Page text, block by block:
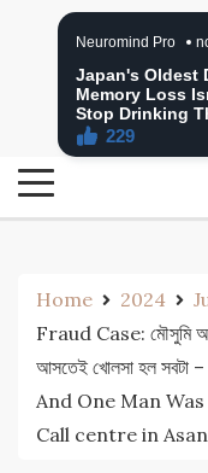
24 Ghanta
24 Ghanta Bengali News
Home 2024
Fraud Case: মৌসুমি আর
আসতেই খোলসা হল
And One Man
Call centre in